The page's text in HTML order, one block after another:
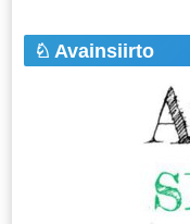
Avainsiirto